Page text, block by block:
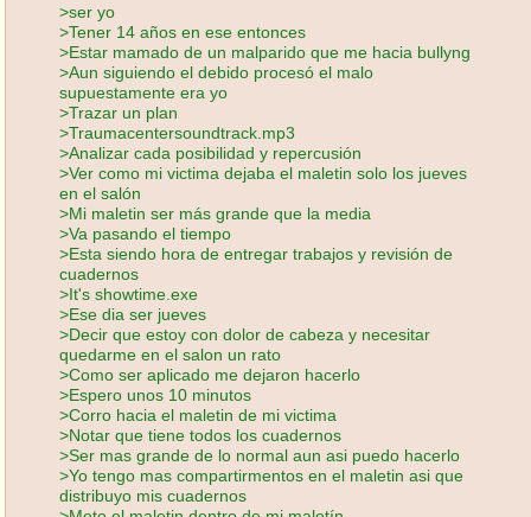
>ser yo
>Tener 14 años en ese entonces
>Estar mamado de un malparido que me hacia bullyng
>Aun siguiendo el debido procesó el malo
supuestamente era yo
>Trazar un plan
>Traumacentersoundtrack.mp3
>Analizar cada posibilidad y repercusión
>Ver como mi victima dejaba el maletin solo los jueves
en el salón
>Mi maletin ser más grande que la media
>Va pasando el tiempo
>Esta siendo hora de entregar trabajos y revisión de
cuadernos
>It's showtime.exe
>Ese dia ser jueves
>Decir que estoy con dolor de cabeza y necesitar
quedarme en el salon un rato
>Como ser aplicado me dejaron hacerlo
>Espero unos 10 minutos
>Corro hacia el maletin de mi victima
>Notar que tiene todos los cuadernos
>Ser mas grande de lo normal aun asi puedo hacerlo
>Yo tengo mas compartirmentos en el maletin asi que
distribuyo mis cuadernos